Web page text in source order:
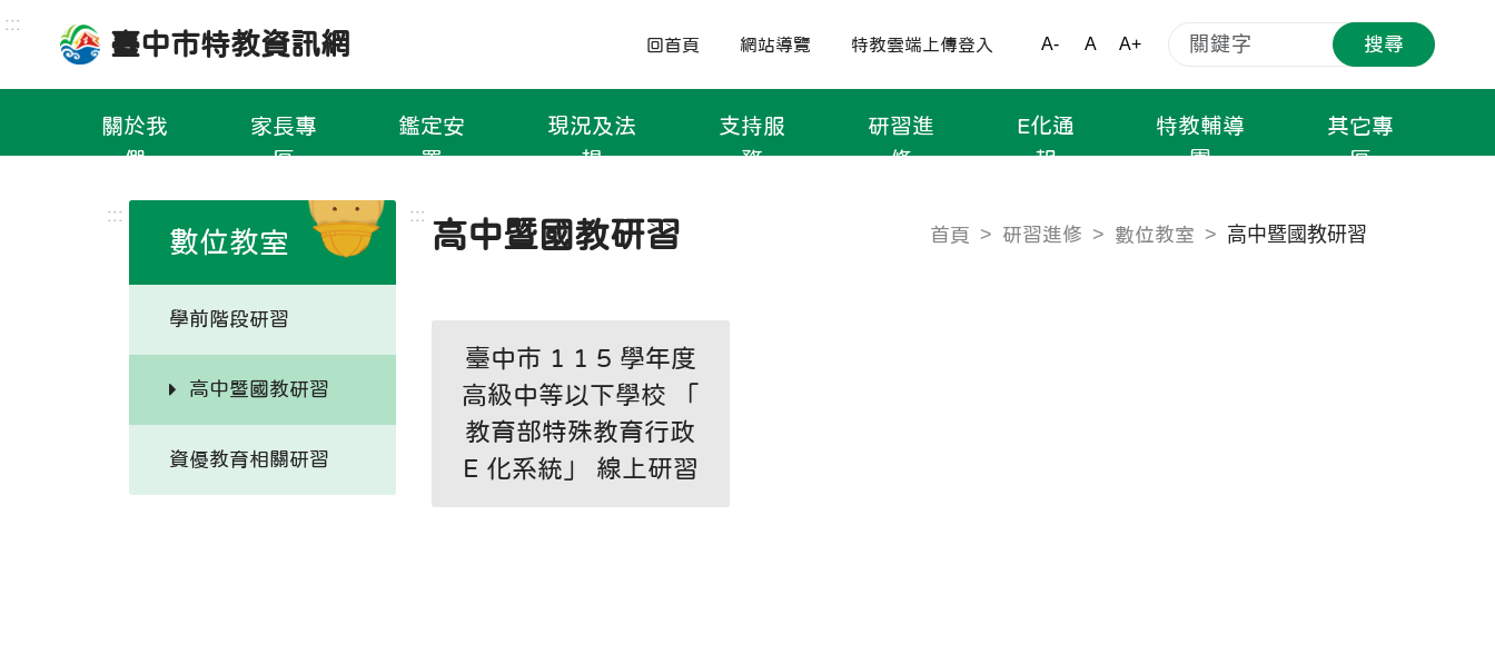
:::
臺中市特教資訊網 回首頁 網站導覽 特教雲端上傳登入 A- A A+ 搜尋
關於我
們
家長專
區
鑑定安
置
現況及法
規
支持服
務
研習進
修
E化通
報
特教輔導
團
其它專
區
:::
數位教室
學前階段研習
高中暨國教研習
資優教育相關研習
:::
首頁
研習進修 數位教室 高中暨國教研習
高中暨國教研習
臺中市 1 1 5 學年度
高級中等以下學校 「
教育部特殊教育行政
E 化系統」 線上研習